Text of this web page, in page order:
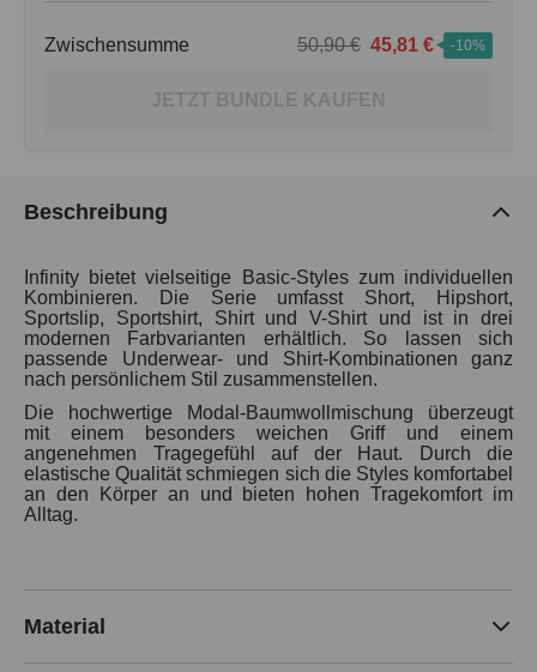
Zwischensumme 50,90 € 45,81 € -10%
JETZT BUNDLE KAUFEN
Beschreibung
Infinity bietet vielseitige Basic-Styles zum individuellen
Kombinieren. Die Serie umfasst Short, Hipshort,
Sportslip, Sportshirt, Shirt und V-Shirt und ist in drei
modernen Farbvarianten erhältlich. So lassen sich
passende Underwear- und Shirt-Kombinationen ganz
nach persönlichem Stil zusammenstellen.
Die hochwertige Modal-Baumwollmischung überzeugt
mit einem besonders weichen Griff und einem
angenehmen Tragegefühl auf der Haut. Durch die
elastische Qualität schmiegen sich die Styles komfortabel
an den Körper an und bieten hohen Tragekomfort im
Alltag.
Material